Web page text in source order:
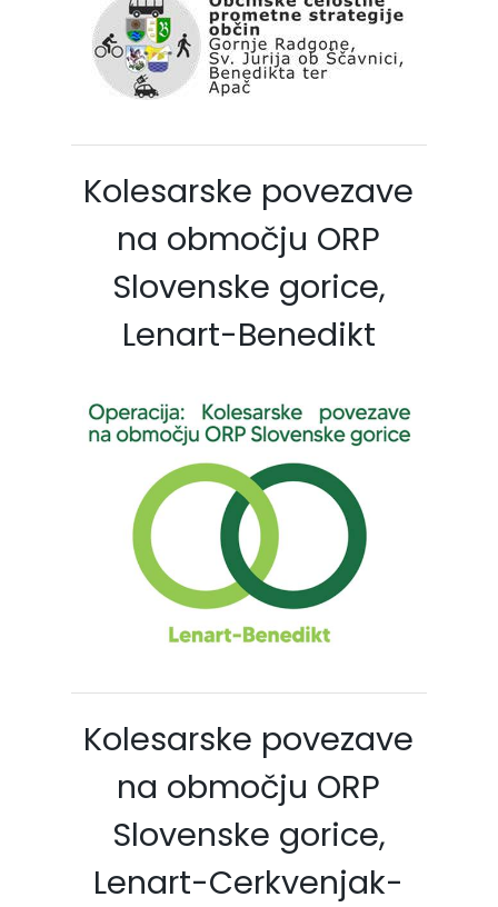
Kolesarske povezave
na območju ORP
Slovenske gorice,
Lenart-Benedikt
Kolesarske povezave
na območju ORP
Slovenske gorice,
Lenart-Cerkvenjak-